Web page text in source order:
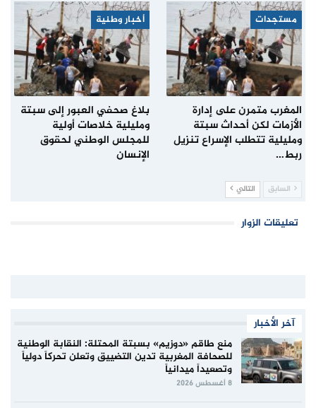
مستجدات
المغرب متمرن على إدارة
الأزمات لكن أحداث سبتة
ومليلية تتطلب الإسراع تنزيل
ربط…
أخبار وطنية
بلاغ صحفي العبور إلى سبتة
ومليلية خلاصات أولية
للمجلس الوطني لحقوق
الإنسان
السابق التالي
تعليقات الزوار
آخر الأخبار
منع طاقم «دوزيم» بسبتة المحتلة: النقابة الوطنية
للصحافة المغربية تدين التضييق وتعلن تحركاً دولياً
وتصعيداً ميدانياً
8 أغسطس 2026